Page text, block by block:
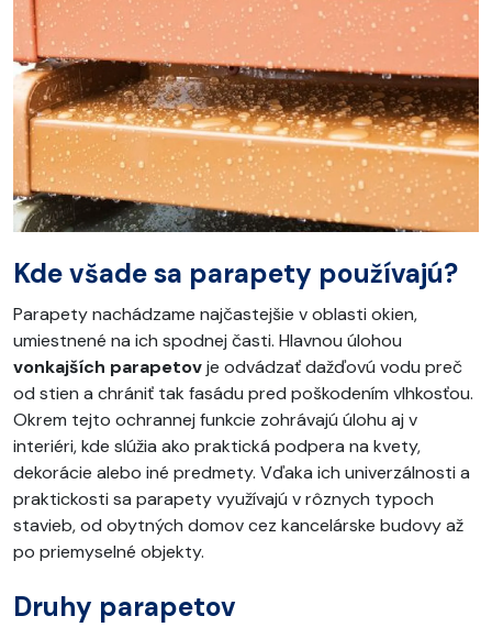
Kde všade sa parapety používajú?
Parapety nachádzame najčastejšie v oblasti okien,
umiestnené na ich spodnej časti. Hlavnou úlohou
vonkajších parapetovje odvádzať dažďovú vodu preč
od stien a chrániť tak fasádu pred poškodením vlhkosťou.
Okrem tejto ochrannej funkcie zohrávajú úlohu aj v
interiéri, kde slúžia ako praktická podpera na kvety,
dekorácie alebo iné predmety. Vďaka ich univerzálnosti a
praktickosti sa parapety využívajú v rôznych typoch
stavieb, od obytných domov cez kancelárske budovy až
po priemyselné objekty.
Druhy parapetov